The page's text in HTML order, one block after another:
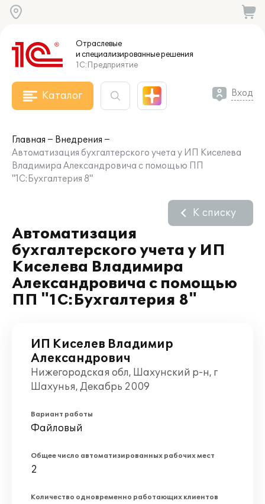
Отраслевые
и специализированныерешения
1С:Предприятие
Каталог Вход
Главная
Внедрения
Автоматизация бухгалтерского учета у ИП Киселева
Владимира Александровича с помощью ПП
"1С:Бухгалтерия 8"
Автоматизация
бухгалтерского учета у ИП
Киселева Владимира
Александровича с помощью
ПП "1С:Бухгалтерия 8"
К списку
ИП Киселев Владимир
Александрович
Нижегородская обл, Шахунский р-н, г
Шахунья, Декабрь 2009
Вариант работы
Файловый
Общее число автоматизированных рабочих мест
2
Количество одновременно работающих клиентов